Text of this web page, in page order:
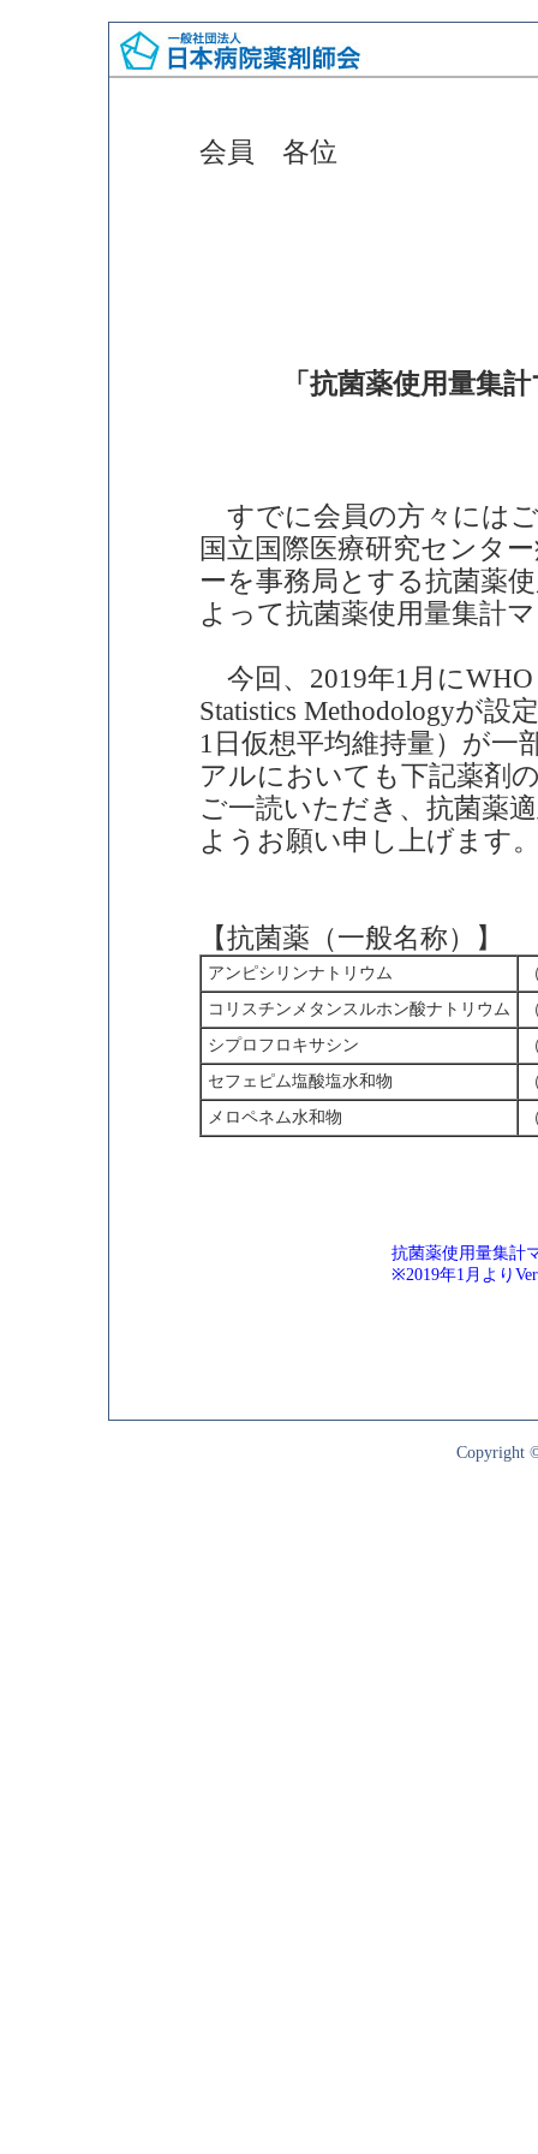
会員 各位
「抗菌薬使用量集
すでに会員の方々には
国立国際医療研究センタ
ーを事務局とする抗菌薬
よって抗菌薬使用量集計
今回、2019年1月にWHO
Statistics Methodologyが設
1日仮想平均維持量）が一
アルにおいても下記薬剤
ご一読いただき、抗菌薬
ようお願い申し上げます
【抗菌薬（一般名称）】
アンピシリンナトリウム
コリスチンメタンスルホン酸ナトリウム
シプロフロキサシン
セフェピム塩酸塩水和物
メロペネム水和物
抗菌薬使用量集計
※2019年1月より
Copyright